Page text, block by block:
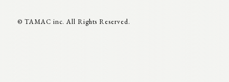
© TAMAC inc. All Rights Reserved.